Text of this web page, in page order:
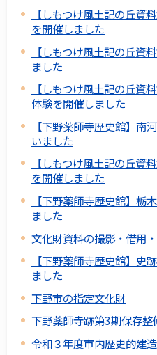
【しもつけ風土記の丘資
を開催しました
【しもつけ風土記の丘資
ました
【しもつけ風土記の丘資
体験を開催しました
【下野薬師寺歴史館】南
いました
【しもつけ風土記の丘資
を開催しました
【下野薬師寺歴史館】栃
ました
文化財資料の撮影・借用
【下野薬師寺歴史館】史
ました
下野市の指定文化財
下野薬師寺跡第3期保存整
令和３年度市内歴史的建